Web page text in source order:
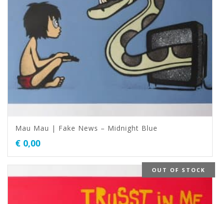
Mau Mau | Fake News – Midnight Blue
€ 0,00
OUT OF STOCK